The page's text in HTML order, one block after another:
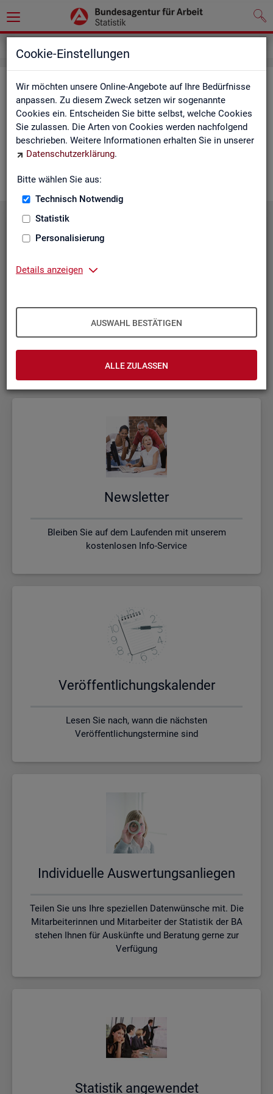
Cookie-Einstellungen
Wir möchten unsere Online-Angebote auf Ihre Bedürfnisse
anpassen. Zu diesem Zweck setzen wir sogenannte
Cookies ein. Entscheiden Sie bitte selbst, welche Cookies
Sie zulassen. Die Arten von Cookies werden nachfolgend
beschrieben. Weitere Informationen erhalten Sie in unserer
Datenschutzerklärung.
Bitte wählen Sie aus:
Technisch Notwendig
Statistik
Personalisierung
Details anzeigen
AUSWAHL BESTÄTIGEN
ALLE ZULASSEN
Ser­vice
Die Sta­tis­tik derBAbie­tet ein brei­tes An­ge­bot an Pro­duk­ten
und Son­der­aus­wer­tung (nachBe­darf). Haben Sie Fra­gen,
einen spe­zi­el­len Da­ten­wunsch oder möch­ten uns ein Feed­
back zu un­se­ren Pro­duk­ten geben, dann schau­en Sie auf den
Kon­takt, Feed­back und Kri­tik
News­let­ter
Bleiben Sie auf dem Laufenden mit unserem
kostenlosen Info-Service
Ver­öf­fent­li­chungs­ka­len­der
Lesen Sie nach, wann die nächsten
Veröffentlichungstermine sind
In­di­vi­du­el­le Aus­wer­tungs­an­lie­gen
Teilen Sie uns Ihre speziellen Datenwünsche mit. Die
Mitarbeiterinnen und Mitarbeiter der Statistik der BA
stehen Ihnen für Auskünfte und Beratung gerne zur
Verfügung
Sta­tis­tik an­ge­wen­det